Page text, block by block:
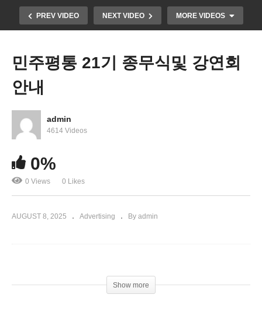
PREV VIDEO NEXT VIDEO MORE VIDEOS
버지니아 N01 선정 에덴 시니어케어 홈케어
민주평통 21기 종무식및 강연회
안내
admin
4614 Videos
0%
0 Views 0 Likes
AUGUST 8, 2025 Advertising By admin
Show more